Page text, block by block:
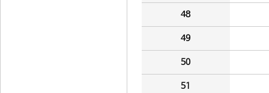
48
49
50
51